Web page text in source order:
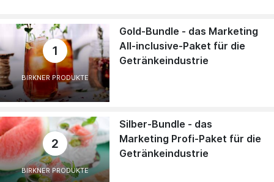
1
BIRKNER PRODUKTE
Gold-Bundle - das Marketing
All-inclusive-Paket für die
Getränkeindustrie
2
BIRKNER PRODUKTE
Silber-Bundle - das
Marketing Profi-Paket für die
Getränkeindustrie